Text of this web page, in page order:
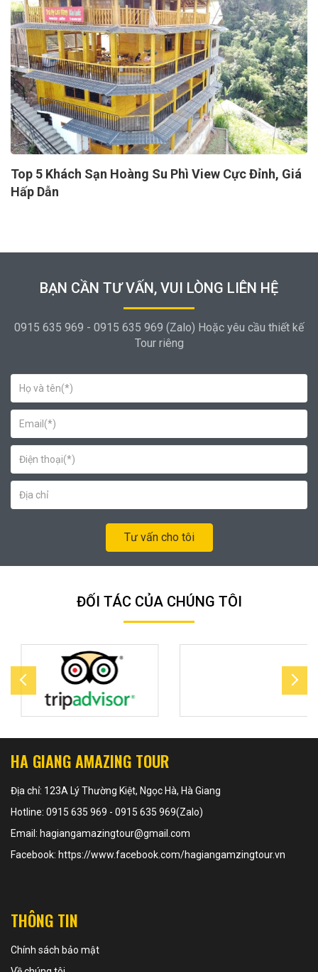
Top 5 Khách Sạn Hoàng Su Phì View Cực Đỉnh, Giá
Hấp Dẫn
BẠN CẦN TƯ VẤN, VUI LÒNG LIÊN HỆ
0915 635 969 - 0915 635 969 (Zalo) Hoặc yêu cầu thiết kế
Tour riêng
Tư vấn cho tôi
ĐỐI TÁC CỦA CHÚNG TÔI
HA GIANG AMAZING TOUR
Địa chỉ: 123A Lý Thường Kiệt, Ngọc Hà, Hà Giang
Hotline: 0915 635 969 - 0915 635 969(Zalo)
Email: hagiangamazingtour@gmail.com
Facebook: https://www.facebook.com/hagiangamzingtour.vn
THÔNG TIN
Chính sách bảo mật